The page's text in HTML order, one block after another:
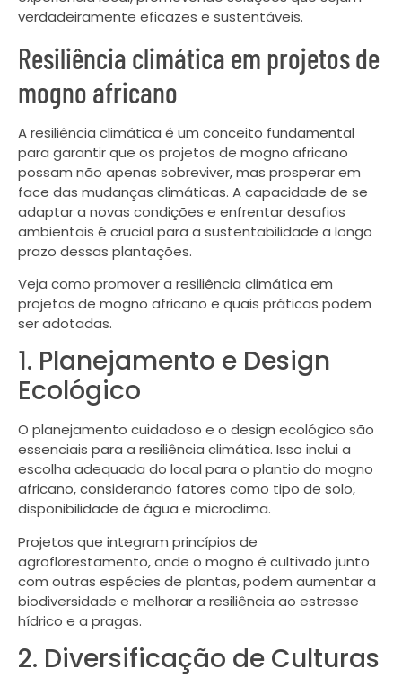
verdadeiramente eficazes e sustentáveis.
Resiliência climática em projetos de
mogno africano
A resiliência climática é um conceito fundamental
para garantir que os projetos de mogno africano
possam não apenas sobreviver, mas prosperar em
face das mudanças climáticas. A capacidade de se
adaptar a novas condições e enfrentar desafios
ambientais é crucial para a sustentabilidade a longo
prazo dessas plantações.
Veja como promover a resiliência climática em
projetos de mogno africano e quais práticas podem
ser adotadas.
1. Planejamento e Design
Ecológico
O planejamento cuidadoso e o design ecológico são
essenciais para a resiliência climática. Isso inclui a
escolha adequada do local para o plantio do mogno
africano, considerando fatores como tipo de solo,
disponibilidade de água e microclima.
Projetos que integram princípios de
agroflorestamento, onde o mogno é cultivado junto
com outras espécies de plantas, podem aumentar a
biodiversidade e melhorar a resiliência ao estresse
hídrico e a pragas.
2. Diversificação de Culturas